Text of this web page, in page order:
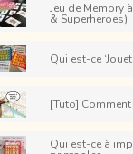
Jeu de Memory
& Superheroes)
Qui est-ce
[Tuto]
Qui est-ce à